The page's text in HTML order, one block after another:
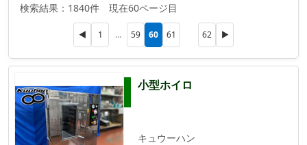
検索結果：1840件 現在60ページ目
◀ 1 … 59 60 61 62 ▶
小型ホイロ
キュウーハン